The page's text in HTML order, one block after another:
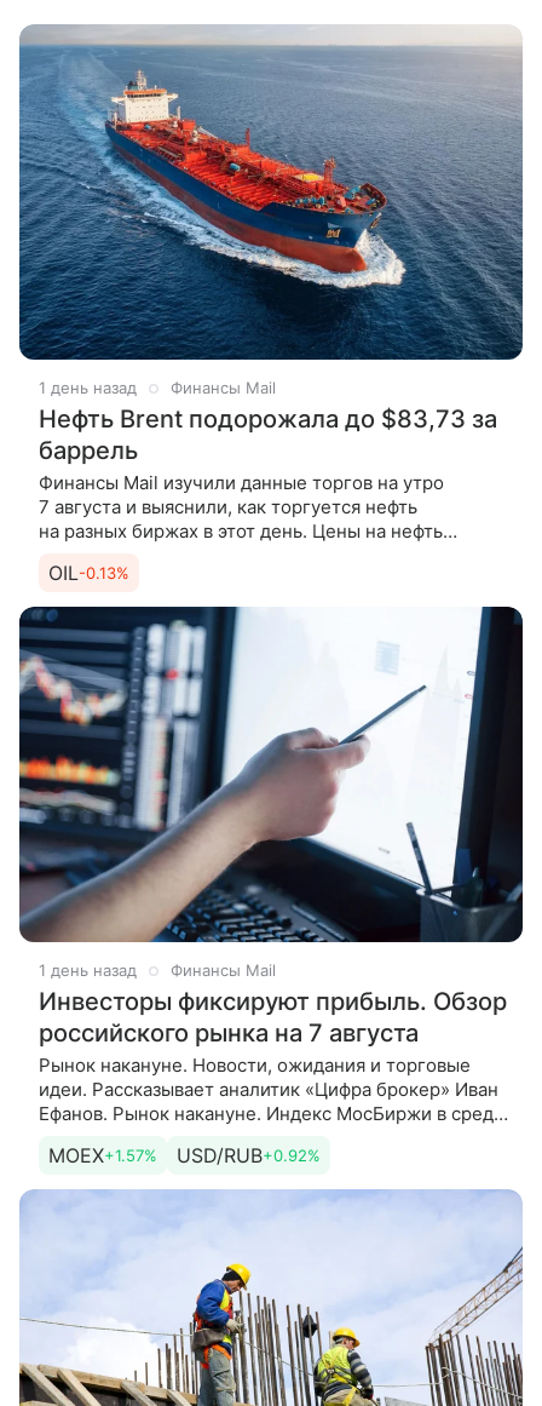
1 день назад Финансы Mail
Нефть Brent подорожала до $83,73 за
баррель
Финансы Mail изучили данные торгов на утро
7 августа и выяснили, как торгуется нефть
на разных биржах в этот день. Цены на нефть
существенного роста по итогам
OIL-0.13%
1 день назад Финансы Mail
Инвесторы фиксируют прибыль. Обзор
российского рынка на 7 августа
Рынок накануне. Новости, ожидания и торговые
идеи. Рассказывает аналитик «Цифра брокер» Иван
Ефанов. Рынок накануне. Индекс МосБиржи в среду
0,69%,
MOEX+1.57% USD/RUB+0.92%